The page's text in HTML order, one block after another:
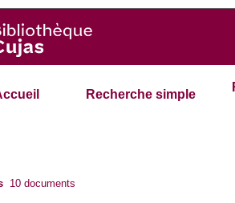
Recherche simple
10 documents